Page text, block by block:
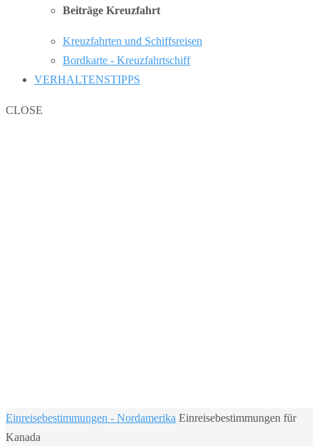
Beiträge Kreuzfahrt
Kreuzfahrten und Schiffsreisen
Bordkarte - Kreuzfahrtschiff
VERHALTENSTIPPS
CLOSE
Home
Einreisebestimmungen - Nordamerika Einreisebestimmungen für
Kanada